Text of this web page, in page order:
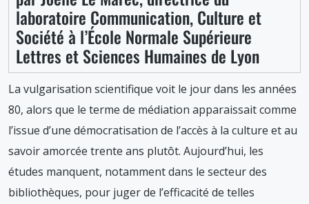
laboratoire Communication, Culture et
Société à l’École Normale Supérieure
Lettres et Sciences Humaines de Lyon
La vulgarisation scientifique voit le jour dans les années
80, alors que le terme de médiation apparaissait comme
l’issue d’une démocratisation de l’accès à la culture et au
savoir amorcée trente ans plutôt. Aujourd’hui, les
études manquent, notamment dans le secteur des
bibliothèques, pour juger de l’efficacité de telles